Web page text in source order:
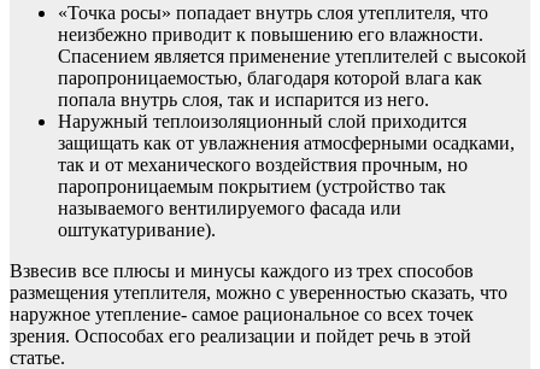
«Точка росы» попадает внутрь слоя утеплителя, что
неизбежно приводит к повышению его влажности.
Спасением является применение утеплителей с высокой
паропроницаемостью, благодаря которой влага как
попала внутрь слоя, так и испарится из него.
Наружный теплоизоляционный слой приходится
защищать как от увлажнения атмосферными осадками,
так и от механического воздействия прочным, но
паропроницаемым покрытием (устройство так
называемого вентилируемого фасада или
оштукатуривание).
Взвесив все плюсы и минусы каждого из трех способов
размещения утеплителя, можно с уверенностью сказать, что
наружное утепление- самое рациональное со всех точек
зрения. Оспособах его реализации и пойдет речь в этой
статье.